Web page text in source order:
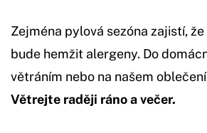
Zejména pylová sezóna zajistí,
bude hemžit alergeny. Do
větráním nebo na našem
Větrejte raději ráno a večer.